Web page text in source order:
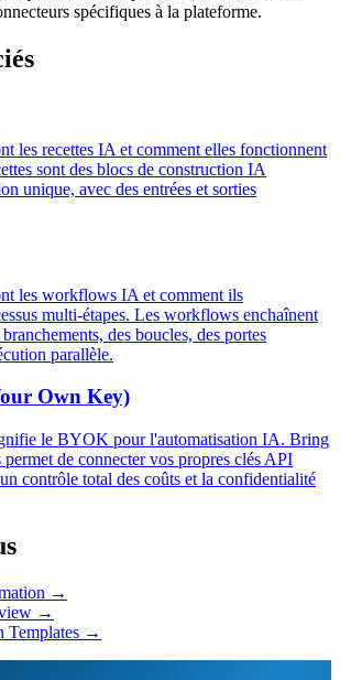
spécifiques à la plateforme.
les recettes IA et comment elles fonctionnent
sont des blocs de construction IA
unique, avec des entrées et sorties
les workflows IA et comment ils
multi-étapes. Les workflows enchaînent
des boucles, des portes
parallèle.
Own Key)
le BYOK pour l'automatisation IA. Bring
de connecter vos propres clés API
contrôle total des coûts et la confidentialité
→
→
Templates →